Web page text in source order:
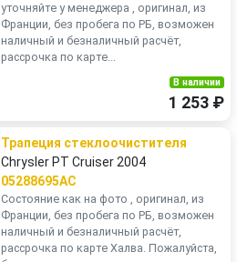
уточняйте у менеджера , оригинал, из
Франции, без пробега по РБ, возможен
наличный и безналичный расчёт,
рассрочка по карте...
В наличии
1 253 ₽
Трапеция стеклоочистителя
Chrysler PT Cruiser 2004
05288695AC
Состояние как на фото , оригинал, из
Франции, без пробега по РБ, возможен
наличный и безналичный расчёт,
рассрочка по карте Халва. Пожалуйста,